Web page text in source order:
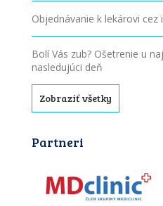
Objednávanie k lekárovi cez
Bolí Vás zub? Ošetrenie u
nasledujúci deň
Zobraziť všetky
Partneri